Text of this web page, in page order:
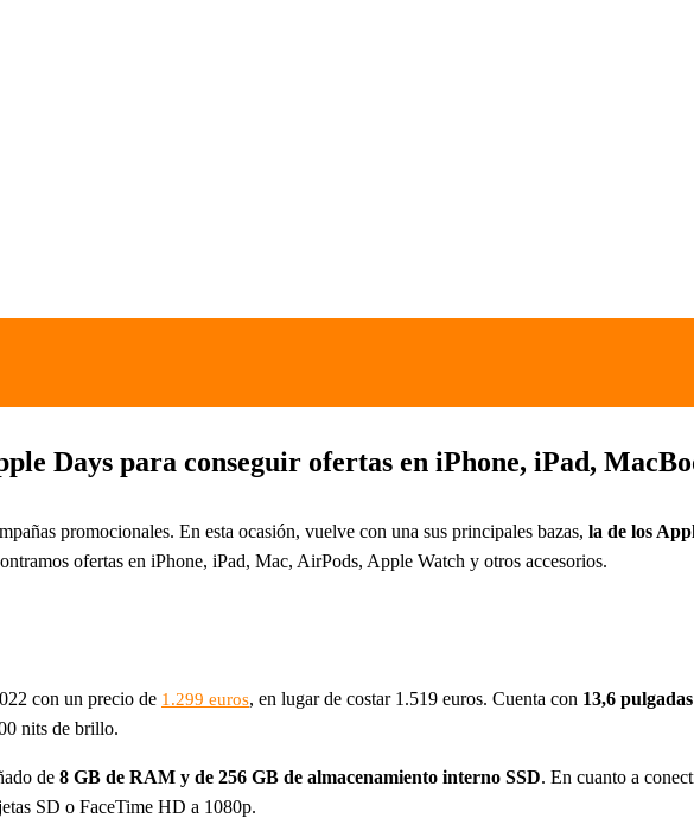
Days para conseguir ofertas en iPhone, iPad,
promocionales. En esta ocasión, vuelve con una sus principales bazas, la de los
ofertas en iPhone, iPad, Mac, AirPods, Apple Watch y otros accesorios.
con un precio de 1.299 euros, en lugar de costar 1.519 euros. Cuenta con 13,6
nits de brillo.
de 8 GB de RAM y de 256 GB de almacenamiento interno SSD. En cuanto a
SD o FaceTime HD a 1080p.